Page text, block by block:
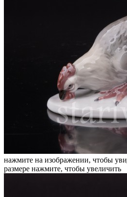
нажмите на изображении, чтобы
размере нажмите, чтобы увеличить